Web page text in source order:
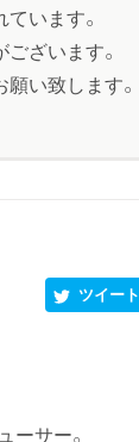
います。
ざいます。
願い致します。
ツイート
ーサー。